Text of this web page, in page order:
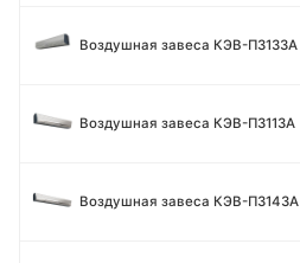
Воздушная завеса КЭВ-П3133А
Воздушная завеса КЭВ-П3113А
Воздушная завеса КЭВ-П3143А